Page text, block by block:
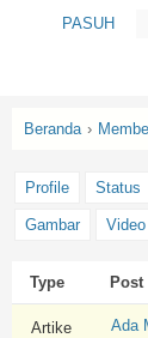
PASUH
Beranda ›
Profile Status
Gambar Video
Type Post
Artike
Ada